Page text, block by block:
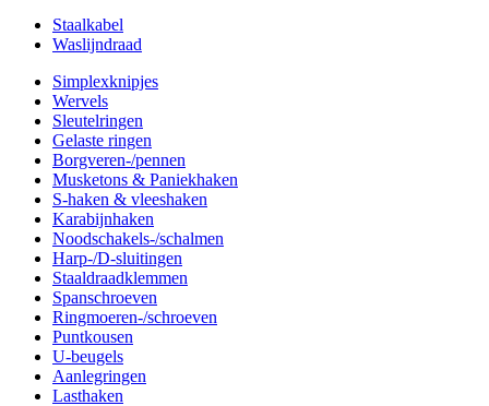
Staalkabel
Waslijndraad
Simplexknipjes
Wervels
Sleutelringen
Gelaste ringen
Borgveren-/pennen
Musketons & Paniekhaken
S-haken & vleeshaken
Karabijnhaken
Noodschakels-/schalmen
Harp-/D-sluitingen
Staaldraadklemmen
Spanschroeven
Ringmoeren-/schroeven
Puntkousen
U-beugels
Aanlegringen
Lasthaken